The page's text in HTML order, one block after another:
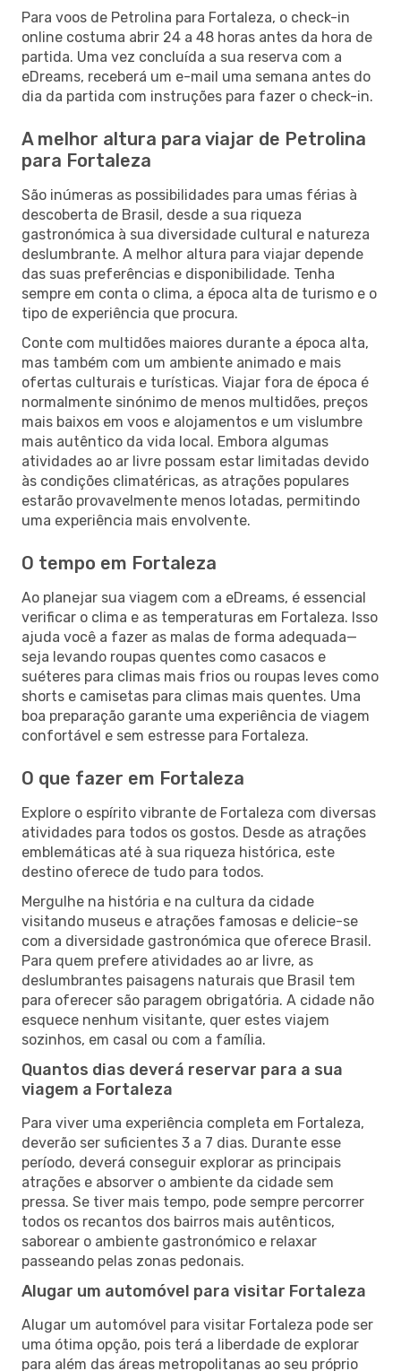
Para voos de Petrolina para Fortaleza, o check-in
online costuma abrir 24 a 48 horas antes da hora de
partida. Uma vez concluída a sua reserva com a
eDreams, receberá um e-mail uma semana antes do
dia da partida com instruções para fazer o check-in.
A melhor altura para viajar de Petrolina
para Fortaleza
São inúmeras as possibilidades para umas férias à
descoberta de Brasil, desde a sua riqueza
gastronómica à sua diversidade cultural e natureza
deslumbrante. A melhor altura para viajar depende
das suas preferências e disponibilidade. Tenha
sempre em conta o clima, a época alta de turismo e o
tipo de experiência que procura.
Conte com multidões maiores durante a época alta,
mas também com um ambiente animado e mais
ofertas culturais e turísticas. Viajar fora de época é
normalmente sinónimo de menos multidões, preços
mais baixos em voos e alojamentos e um vislumbre
mais autêntico da vida local. Embora algumas
atividades ao ar livre possam estar limitadas devido
às condições climatéricas, as atrações populares
estarão provavelmente menos lotadas, permitindo
uma experiência mais envolvente.
O tempo em Fortaleza
Ao planejar sua viagem com a eDreams, é essencial
verificar o clima e as temperaturas em Fortaleza. Isso
ajuda você a fazer as malas de forma adequada—
seja levando roupas quentes como casacos e
suéteres para climas mais frios ou roupas leves como
shorts e camisetas para climas mais quentes. Uma
boa preparação garante uma experiência de viagem
confortável e sem estresse para Fortaleza.
O que fazer em Fortaleza
Explore o espírito vibrante de Fortaleza com diversas
atividades para todos os gostos. Desde as atrações
emblemáticas até à sua riqueza histórica, este
destino oferece de tudo para todos.
Mergulhe na história e na cultura da cidade
visitando museus e atrações famosas e delicie-se
com a diversidade gastronómica que oferece Brasil.
Para quem prefere atividades ao ar livre, as
deslumbrantes paisagens naturais que Brasil tem
para oferecer são paragem obrigatória. A cidade não
esquece nenhum visitante, quer estes viajem
sozinhos, em casal ou com a família.
Quantos dias deverá reservar para a sua
viagem a Fortaleza
Para viver uma experiência completa em Fortaleza,
deverão ser suficientes 3 a 7 dias. Durante esse
período, deverá conseguir explorar as principais
atrações e absorver o ambiente da cidade sem
pressa. Se tiver mais tempo, pode sempre percorrer
todos os recantos dos bairros mais autênticos,
saborear o ambiente gastronómico e relaxar
passeando pelas zonas pedonais.
Alugar um automóvel para visitar Fortaleza
Alugar um automóvel para visitar Fortaleza pode ser
uma ótima opção, pois terá a liberdade de explorar
para além das áreas metropolitanas ao seu próprio